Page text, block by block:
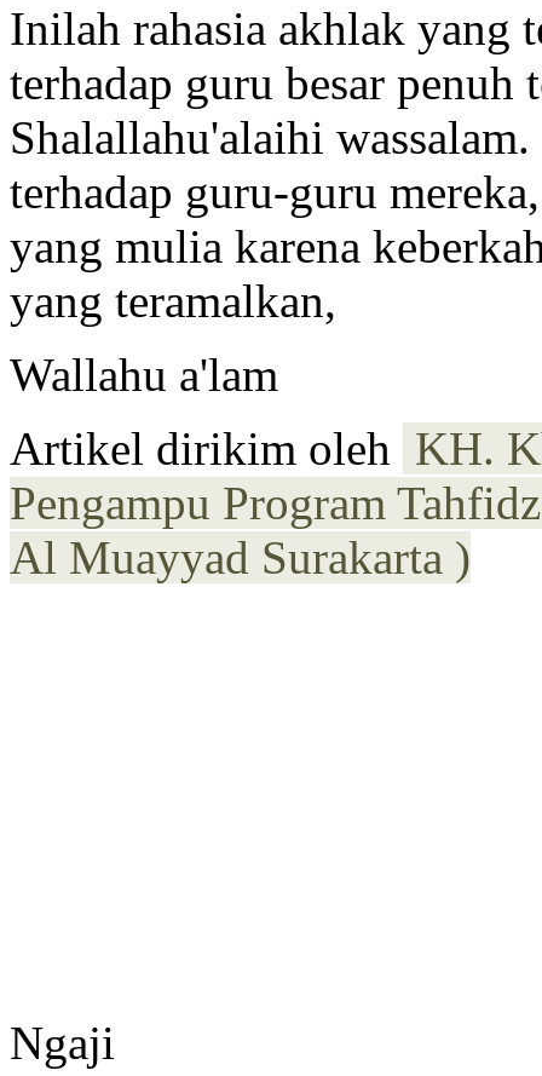
Inilah rahasia akhlak yang
terhadap guru besar
Shalallahu'alaihi
terhadap guru-guru
yang mulia karena
yang teramalkan,
Wallahu a'lam
Artikel dirikim oleh KH.
Pengampu Program
Al Muayyad Surakarta )
Ngaji